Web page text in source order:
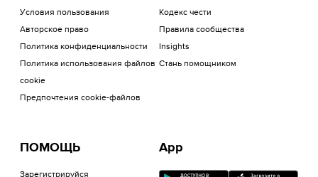
Условия пользования
Авторское право
Политика конфиденциальности
Политика использования файлов
cookie
Предпочтения cookie-файлов
Кодекс чести
Правила сообщества
Insights
Стань помощником
ПОМОЩЬ
Зарегистрируйся
App